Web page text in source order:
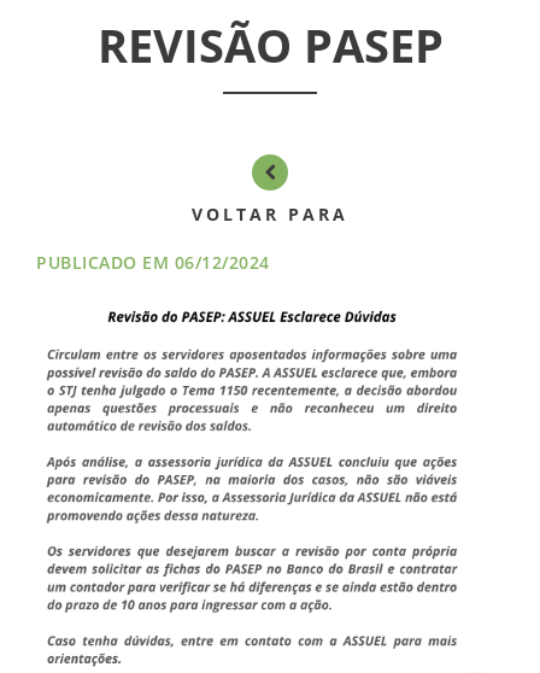
NOTÍCIAS
PROGRAMA
CONTATO
REVISÃO PASEP
VOLTAR PARA
PUBLICADO EM 06/12/2024